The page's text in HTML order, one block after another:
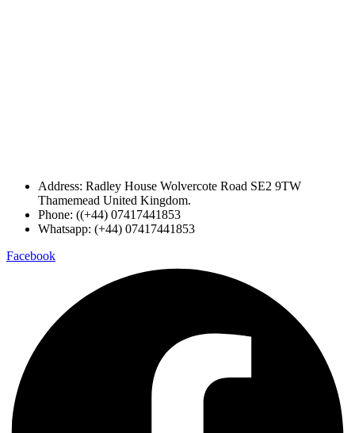
Address: Radley House Wolvercote Road SE2 9TW
Thamemead United Kingdom.
Phone: ((+44) 07417441853
Whatsapp: (+44) 07417441853
Facebook